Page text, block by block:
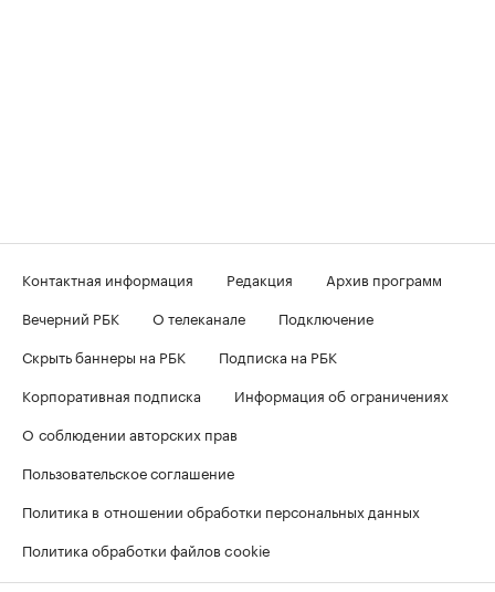
Контактная информация Редакция
Архив программ
Вечерний РБК
О телеканале
Подключение
Скрыть баннеры на РБК
Подписка на РБК
Корпоративная подписка
Информация об ограничениях
О соблюдении авторских прав
Пользовательское соглашение
Политика в отношении обработки персональных данных
Политика обработки файлов cookie